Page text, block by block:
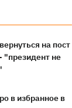
на пост
"президент не
в избранное в